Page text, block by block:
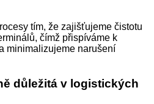
tím, že zajišťujeme čistotu
čímž přispíváme k
minimalizujeme narušení
důležitá v logistických